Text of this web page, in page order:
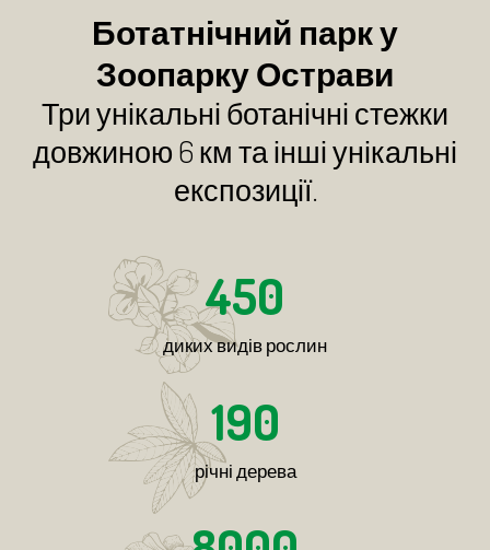
Ботатнічний парк у
Зоопарку Острави
Три унікальні ботанічні стежки
довжиною 6 км та інші унікальні
експозиції.
450
диких видів рослин
190
річні дерева